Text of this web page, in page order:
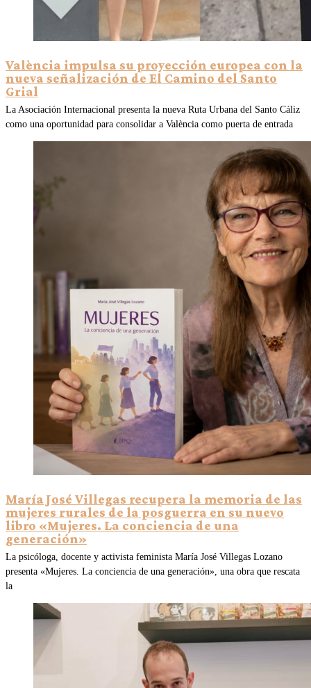
València impulsa su proyección europea con la
nueva señalización de El Camino del Santo
Grial
La Asociación Internacional presenta la nueva Ruta Urbana del Santo Cáliz
como una oportunidad para consolidar a València como puerta de entrada
María José Villegas recupera la memoria de las
mujeres rurales de la posguerra en su nuevo
libro «Mujeres. La conciencia de una
generación»
La psicóloga, docente y activista feminista María José Villegas Lozano
presenta «Mujeres. La conciencia de una generación», una obra que rescata
la